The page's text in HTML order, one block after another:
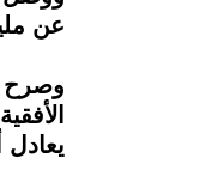
عن مليون دولار
وصرح
يعادل أكثر من 2.25 مليار